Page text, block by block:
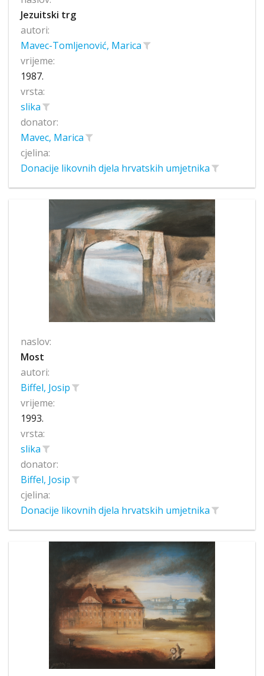
Jezuitski trg
autori:
Mavec-Tomljenović, Marica
vrijeme:
1987.
vrsta:
slika
donator:
Mavec, Marica
cjelina:
Donacije likovnih djela hrvatskih umjetnika
naslov:
Most
autori:
Biffel, Josip
vrijeme:
1993.
vrsta:
slika
donator:
Biffel, Josip
cjelina:
Donacije likovnih djela hrvatskih umjetnika